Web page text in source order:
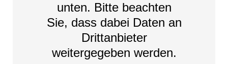
unten. Bitte beachten
Sie, dass dabei Daten an
Drittanbieter
weitergegeben werden.